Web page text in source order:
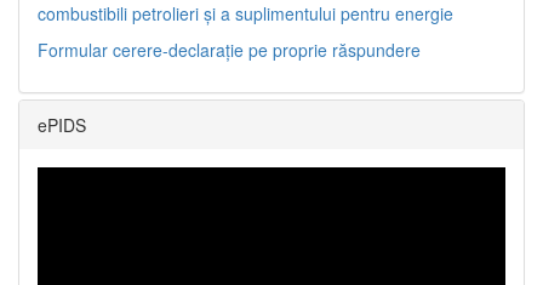
combustibili petrolieri și a suplimentului pentru energie
Formular cerere-declarație pe proprie răspundere
ePIDS